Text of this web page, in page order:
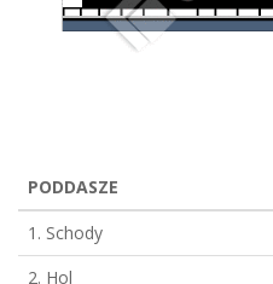
PODDASZE
1. Schody
2. Hol